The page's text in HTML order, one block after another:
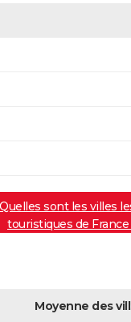
Quelles sont les villes
touristiques de France
Moyenne des